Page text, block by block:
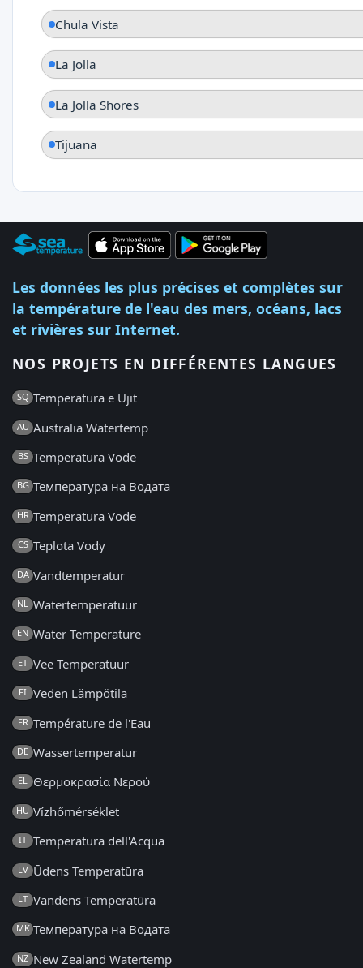
Chula Vista
La Jolla
La Jolla Shores
Tijuana
Les données les plus précises et complètes sur
la température de l'eau des mers, océans, lacs
et rivières sur Internet.
NOS PROJETS EN DIFFÉRENTES LANGUES
SQ Temperatura e Ujit
AU Australia Watertemp
BS Temperatura Vode
BG Температура на Водата
HR Temperatura Vode
CS Teplota Vody
DA Vandtemperatur
NL Watertemperatuur
EN Water Temperature
ET Vee Temperatuur
FI Veden Lämpötila
FR Température de l'Eau
DE Wassertemperatur
EL Θερμοκρασία Νερού
HU Vízhőmérséklet
IT Temperatura dell'Acqua
LV Ūdens Temperatūra
LT Vandens Temperatūra
MK Температура на Водата
NZ New Zealand Watertemp